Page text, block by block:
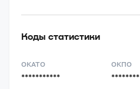
Коды статистики
ОКАТО
***********
ОКПО
********